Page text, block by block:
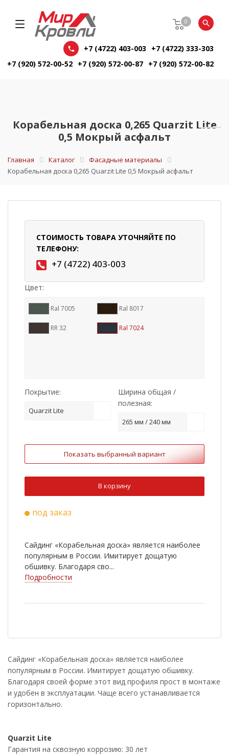
0
+7 (4722) 403-003
+7 (4722) 333-303
+7 (920) 572-00-52 +7 (920) 572-00-87 +7 (920) 572-00-82
Корабельная доска 0,265 Quarzit Lite
0,5 Мокрый асфальт
Главная Каталог
Фасадные материалы
Корабельная доска 0,265 Quarzit Lite 0,5 Мокрый асфальт
СТОИМОСТЬ ТОВАРА УТОЧНЯЙТЕ ПО
ТЕЛЕФОНУ:
+7 (4722) 403-003
Цвет:
Ral 7005 Ral 8017
RR 32 Ral 7024
Покрытие:
Quarzit Lite
Ширина общая /
полезная:
265 мм / 240 мм
Показать выбранный вариант
В корзину
под заказ
Сайдинг «Корабельная доска» является наиболее
популярным в России. Имитирует дощатую
обшивку. Благодаря сво...
Подробности
Сайдинг «Корабельная доска» является наиболее
популярным в России. Имитирует дощатую обшивку.
Благодаря своей форме этот вид профиля прост в монтаже
и удобен в эксплуатации. Чаще всего устанавливается
горизонтально.
Quarzit Lite
Гарантия на сквозную коррозию: 30 лет